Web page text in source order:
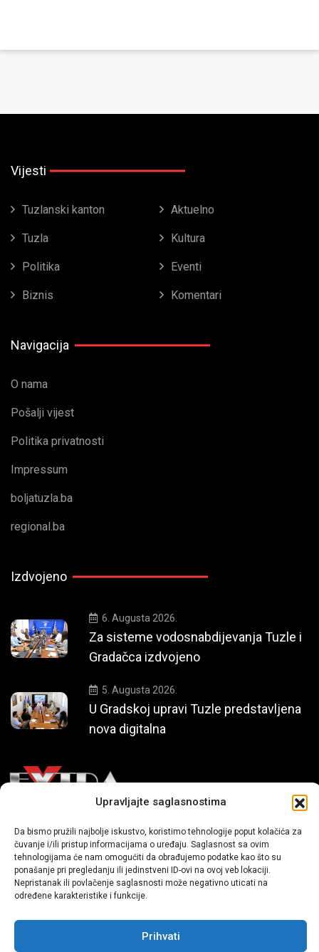
Upravljajte saglasnostima
Da bismo pružili najbolje iskustvo, koristimo tehnologije poput kolačića za
čuvanje i/ili pristup informacijama o uređaju. Saglasnost sa ovim
tehnologijama će nam omogućiti da obrađujemo podatke kao što su
ponašanje pri pregledanju ili jedinstveni ID-ovi na ovoj veb lokaciji.
Nepristanak ili povlačenje saglasnosti može negativno uticati na
određene karakteristike i funkcije.
Prihvati
Vijesti
Tuzlanski kanton Aktuelno
Tuzla Kultura
Politika Eventi
Biznis Komentari
Navigacija
O nama
Pošalji vijest
Politika privatnosti
Impressum
boljatuzla.ba
regional.ba
Izdvojeno
6. Augusta 2026.
Za sisteme vodosnabdijevanja Tuzle i
Gradačca izdvojeno
5. Augusta 2026.
U Gradskoj upravi Tuzle predstavljena
nova digitalna
Mi smo moderni portal zabavnog karaktera koji donosi vijesti i
priče iz života, svijeta showbiza, lifestyle-a i popularne kulture.